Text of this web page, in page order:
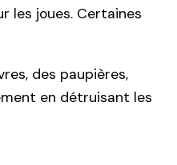
les joues. Certaines
des paupières,
en détruisant les